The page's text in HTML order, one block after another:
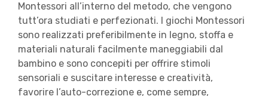
Montessori all’interno del metodo, che vengono
tutt’ora studiati e perfezionati. I giochi Montessori
sono realizzati preferibilmente in legno, stoffa e
materiali naturali facilmente maneggiabili dal
bambino e sono concepiti per offrire stimoli
sensoriali e suscitare interesse e creatività,
favorire l’auto-correzione e, come sempre,